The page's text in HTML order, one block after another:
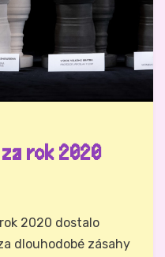
za rok 2020
2020 dostalo
dlouhodobé zásahy